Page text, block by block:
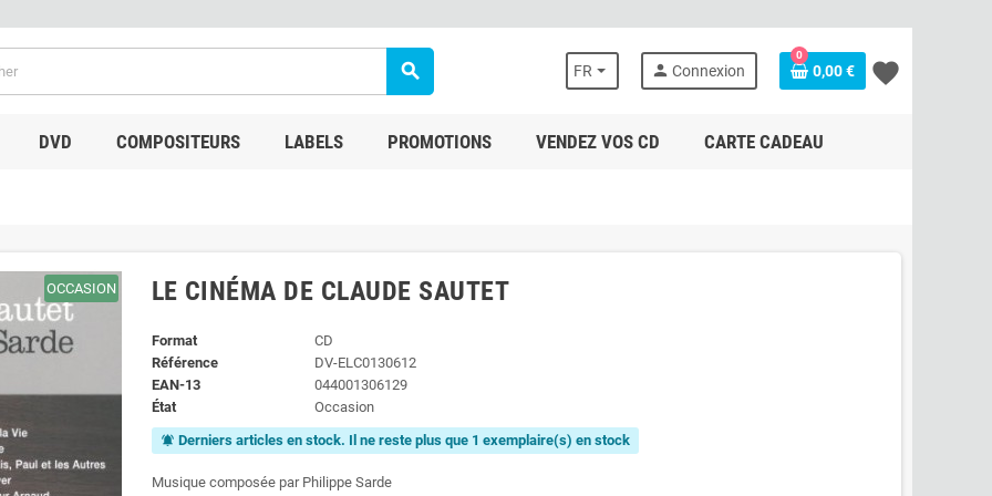
search FR person Connexion
0
0,00 € favorite
DVD COMPOSITEURS LABELS PROMOTIONS VENDEZ VOS CD CARTE CADEAU
OCCASION LE CINÉMA DE CLAUDE SAUTET
Format
CD
Référence
DV-ELC0130612
EAN-13
044001306129
État
Occasion
notifications_active Derniers articles en stock. Il ne reste plus que 1 exemplaire(s) en stock
Musique composée par Philippe Sarde